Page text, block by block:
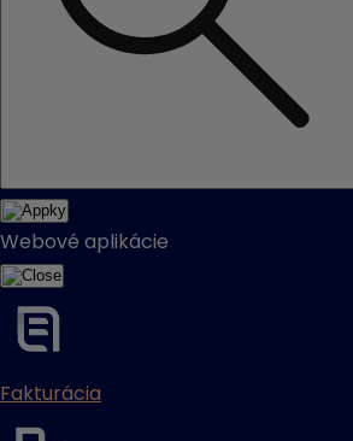
Webové aplikácie
Fakturácia